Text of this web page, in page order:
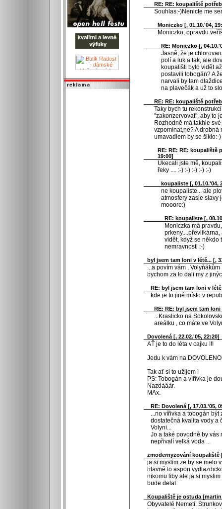
RE: RE: koupaliště
Souhlas:-)Nenicte me
Moniczko [, 01.10.'04,
Moniczko, opravdu
RE: Moniczko [,
Jasně, že je
polí a luk a tak, ale
koupališti bylo vidět
postavili tobogán? A
narvali by tam
na plavečák a už to
RE: RE: koupaliště
Taky bych tu
"zakonzervovat", aby to
Rozhodně má takhle
vzpomínat,ne? A
umavadlem by se šiklo:-)
RE: RE: RE: koupaliště
19:00]
Ukecali jste mě,
řeky .... :-) :-) :-) :-) :-)
koupaliste [, 01.10.'04,
ne koupaliste... ale
atmosfery zasle slavy
mooore:)
RE: koupaliste [,
Moniczka má
vidět, když se někdo
nemravnosti :-)
byl jsem tam loni v létě... [,
...a povím vám ,
bychom za to dali my z
RE: byl jsem tam loni v
kde je to jiné místo v
RE: RE: byl jsem tam loni
...Kraslicko na
areálku , co máte ve
Dovolená [, 22.02.'05, 22:20]
AŤ je to do léta v cajku !!!
Jedu k vám na
Tak ať si to užijem !
PS: Tobogán a vířivka je
Nazdááár.
MAx.
RE: Dovolená [, 17.03.'05,
...no vířivka a tobogán
dostatečná kvalita vody a
Volyni...
Jo a také povodně by vás
nepřivalí velká voda ...
zmodernyzování koupaliště
ja si myslim ze by se melo
hlavně to aspon
nikomu liby ale ja si
bude delat
Koupaliště je ostuda [martin
Obyvatelé Nemeti,